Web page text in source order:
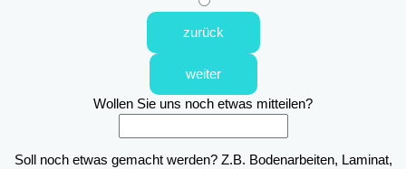
zurück
weiter
Wollen Sie uns noch etwas mitteilen?
Soll noch etwas gemacht werden? Z.B. Bodenarbeiten, Laminat,